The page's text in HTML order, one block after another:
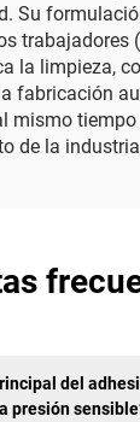
Su
trabajadores
la limpieza,
fabricación
mismo
de la
del
presión